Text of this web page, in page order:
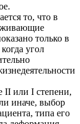
то, что в
только в
угол
II или I степени,
иначе, выбор
типа его